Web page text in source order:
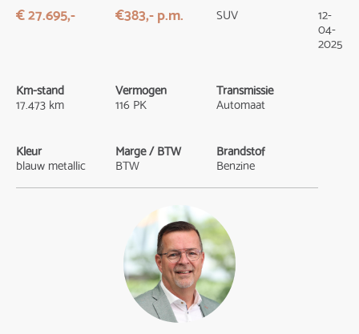
€ 27.695,- €383,- p.m. SUV 12-
04-
2025
Km-stand
17.473 km
Vermogen
116 PK
Transmissie
Automaat
Kleur
blauw metallic
Marge / BTW
BTW
Brandstof
Benzine